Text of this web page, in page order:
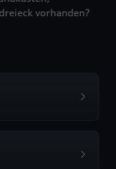
vorhanden?